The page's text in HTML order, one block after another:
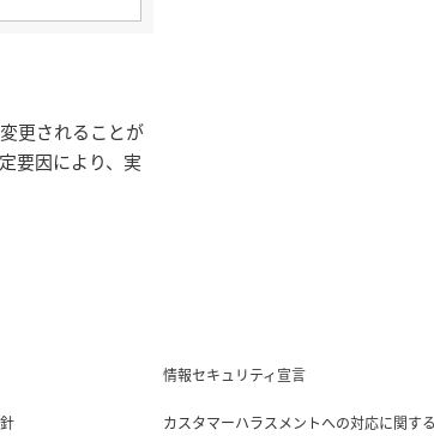
更されることが
要因により、実
情報セキュリティ宣言
カスタマーハラスメントへの対応に関す